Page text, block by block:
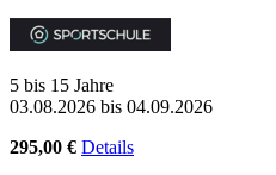
5 bis 15 Jahre
03.08.2026 bis 04.09.2026
295,00 € Details